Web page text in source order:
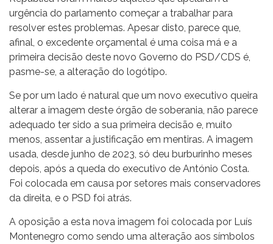
urgência do parlamento começar a trabalhar para
resolver estes problemas. Apesar disto, parece que,
afinal, o excedente orçamental é uma coisa má e a
primeira decisão deste novo Governo do PSD/CDS é,
pasme-se, a alteração do logótipo.
Se por um lado é natural que um novo executivo queira
alterar a imagem deste órgão de soberania, não parece
adequado ter sido a sua primeira decisão e, muito
menos, assentar a justificação em mentiras. A imagem
usada, desde junho de 2023, só deu burburinho meses
depois, após a queda do executivo de António Costa.
Foi colocada em causa por setores mais conservadores
da direita, e o PSD foi atrás.
A oposição a esta nova imagem foi colocada por Luís
Montenegro como sendo uma alteração aos símbolos